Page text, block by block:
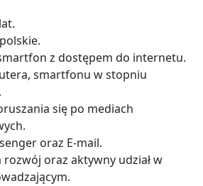
z dostępem do internetu.
smartfonu w stopniu
się po mediach
oraz E-mail.
rozwój oraz aktywny udział w